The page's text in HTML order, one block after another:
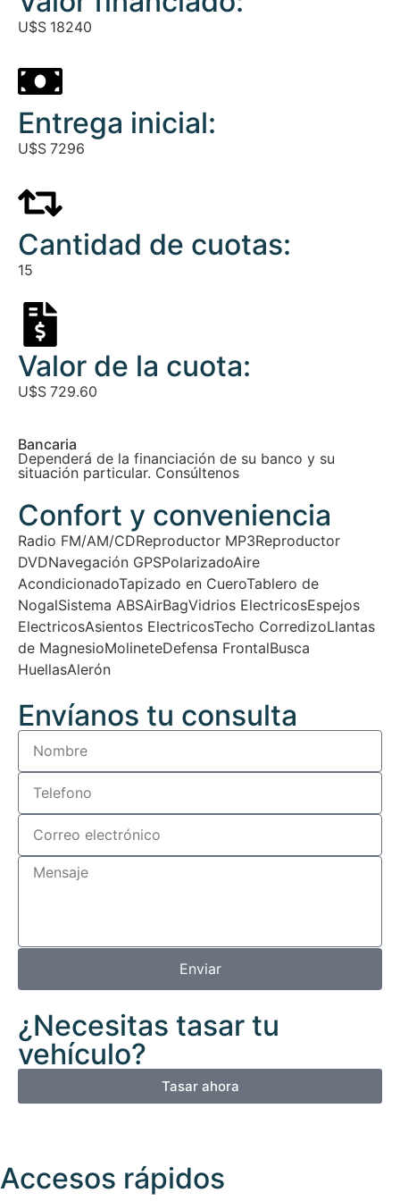
U$S 18240
Entrega inicial:
U$S 7296
Cantidad de cuotas:
15
Valor de la cuota:
U$S 729.60
Bancaria
Dependerá de la financiación de su banco y su
situación particular. Consúltenos
Confort y conveniencia
Radio FM/AM/CDReproductor MP3Reproductor
DVDNavegación GPSPolarizadoAire
AcondicionadoTapizado en CueroTablero de
NogalSistema ABSAirBagVidrios ElectricosEspejos
ElectricosAsientos ElectricosTecho CorredizoLlantas
de MagnesioMolineteDefensa FrontalBusca
HuellasAlerón
Envíanos tu consulta
Enviar
¿Necesitas tasar tu
vehículo?
Tasar ahora
Accesos rápidos